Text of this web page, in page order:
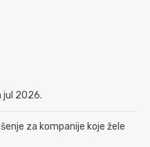
jul 2026.
za kompanije koje žele